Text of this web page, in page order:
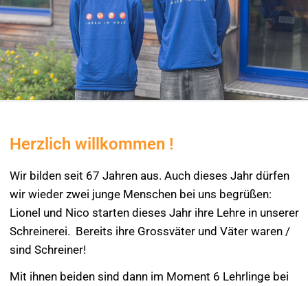
Herzlich willkommen !
Wir bilden seit 67 Jahren aus. Auch dieses Jahr dürfen
wir wieder zwei junge Menschen bei uns begrüßen:
Lionel und Nico starten dieses Jahr ihre Lehre in unserer
Schreinerei. Bereits ihre Grossväter und Väter waren /
sind Schreiner!
Mit ihnen beiden sind dann im Moment 6 Lehrlinge bei